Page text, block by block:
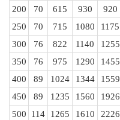
200
70 615 930 920
250
70 715 1080 1175
300
76 822 1140 1255
350
76 975 1290 1455
400
89 1024 1344 1559
450
89 1235 1560 1926
500
114 1265 1610 2226